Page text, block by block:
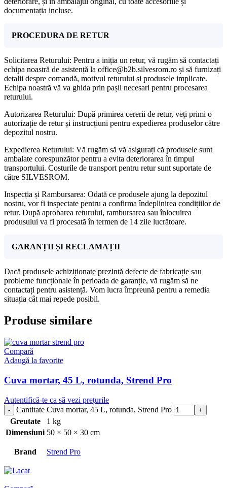
documentația incluse.
PROCEDURA DE RETUR
Solicitarea Returului: Pentru a iniția un retur, vă rugăm să contactați
echipa noastră de asistență la office@b2b.silvesrom.ro și să furnizați
detalii despre comandă, motivul returului și produsele implicate.
Echipa noastră vă va ghida prin pașii necesari pentru procesarea
returului.
Autorizarea Returului: După primirea cererii de retur, veți primi o
autorizație de retur și instrucțiuni pentru expedierea produselor către
depozitul nostru.
Expedierea Returului: Vă rugăm să vă asigurați că produsele sunt
ambalate corespunzător pentru a evita deteriorarea în timpul
transportului. Costurile de transport pentru retur sunt suportate de
către SILVESROM.
Inspecția și Rambursarea: Odată ce produsele ajung la depozitul
nostru, vor fi inspectate pentru a confirma îndeplinirea condițiilor de
retur. După aprobarea returului, rambursarea sau înlocuirea
produsului va fi procesată în termen de 14 zile lucrătoare.
GARANȚII ȘI RECLAMAȚII
Dacă produsele achiziționate prezintă defecte de fabricație sau
probleme funcționale în perioada de garanție, vă rugăm să ne
contactați pentru asistență. Vom lucra împreună pentru a remedia
situația cât mai repede posibil.
Produse similare
Compară
Adaugă la favorite
Cuva mortar, 45 L, rotunda, Strend Pro
Autentifică-te ca să vezi prețurile
Cantitate Cuva mortar, 45 L, rotunda, Strend Pro
Greutate
1 kg
Dimensiuni 50 × 50 × 30 cm
Brand Strend Pro